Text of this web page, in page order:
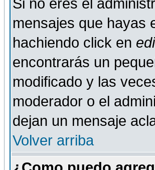
Si no eres el
mensajes que hayas
hachiendo click en
encontrarás un
modificado y las
moderador o el
dejan un mensaje
Volver arriba